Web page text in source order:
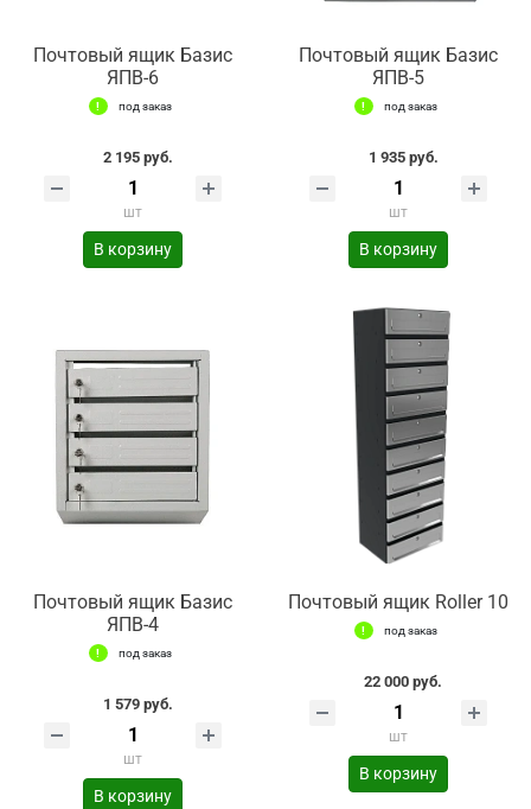
Почтовый ящик Базис
ЯПВ-6
под заказ
2 195 руб.
шт
В корзину
Почтовый ящик Базис
ЯПВ-5
под заказ
1 935 руб.
шт
В корзину
Почтовый ящик Базис
ЯПВ-4
под заказ
1 579 руб.
шт
В корзину
Почтовый ящик Roller 10
под заказ
22 000 руб.
шт
В корзину